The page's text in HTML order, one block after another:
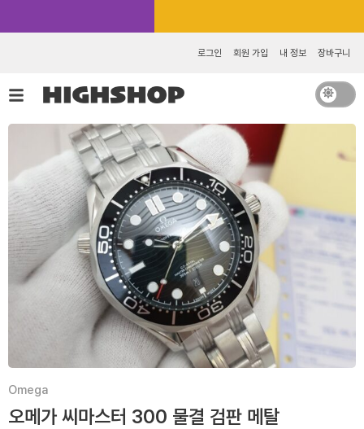
건
너
뛰
로그인 회원 가입 내 정보 장바구니
Omega
오메가 씨마스터 300 물결 검판 메탈